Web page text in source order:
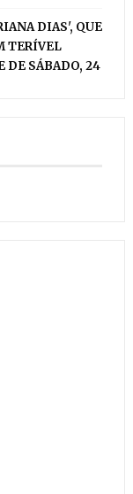
DIAS', QUE
TERÍVEL
DE SÁBADO, 24